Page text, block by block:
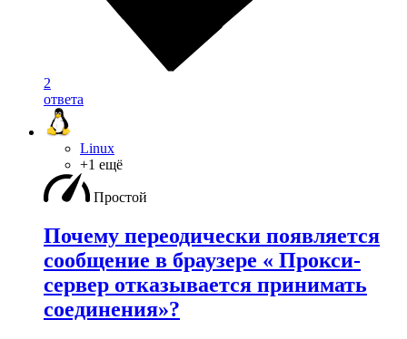
2
ответа
Linux
+1 ещё
Простой
Почему переодически появляется
сообщение в браузере « Прокси-
сервер отказывается принимать
соединения»?